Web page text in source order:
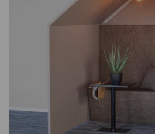
Sand 17 Lemongrass 18 Bottlegreen
Crystal 33 Ocean 22 Stone 08 Steel
Telefonate in lauter Umgebung. Ideal
Bedarf an abgeschirmten
Kabelkanal Wände aus verkleideten
Absorbiert eingehenden und
Montage mit Klickhalterungen
Unebenheiten im Boden ausgleichen